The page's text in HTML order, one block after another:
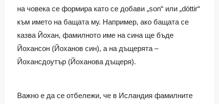
на човека се формира като се добави „son“ или „dóttir“
към името на бащата му. Например, ако бащата се
казва Йохан, фамилното име на сина ще бъде
Йохансон (Йоханов син), а на дъщерята –
Йохансдоутър (Йоханова дъщеря).
Важно е да се отбележи, че в Исландия фамилните